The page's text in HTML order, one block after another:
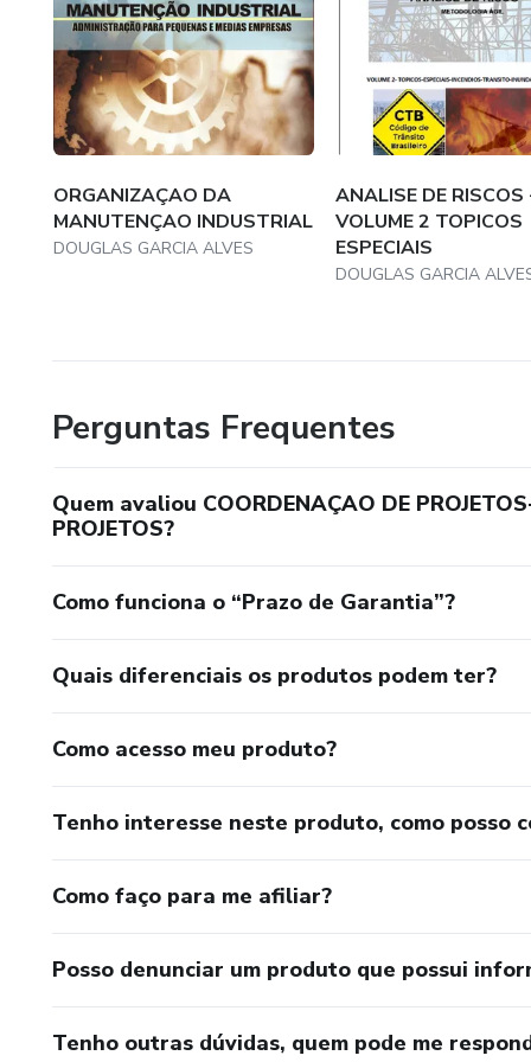
3. O Gerente de Projeto
• Tarefas
• Implementaçao
• Controle.
4. O que um Gerente de Projetos precisa saber.
• Plano de execuçao para todas as areas-chave
• Engenharia, suprimentos, montagens e testes .
Ate o comissionamento ou entrega final do projeto
5. Gerenciamento por intuiçao x planejamento
6. Exercicio pratico.Consolidaçao da teoria.
7-Porque a administraçao de um projeto falha !
Especificaçoes tecnicas. Detalhamento do escopo,
8. Gerencimento de Projetos efetivo x confliyos.
ORGANIZAÇAO DA
MANUTENÇAO INDUSTRIAL
DOUGLAS GARCIA ALVES
ANALISE DE RISCOS
VOLUME 2 TOPICOS
ESPECIAIS
DOUGLAS GARCIA
Perguntas Frequentes
Quem avaliou COORDENAÇAO DE
PROJETOS?
Como funciona o “Prazo de Garantia”?
Quais diferenciais os produtos podem ter?
Como acesso meu produto?
Tenho interesse neste produto, como posso
Como faço para me afiliar?
Posso denunciar um produto que possui
Tenho outras dúvidas, quem pode me